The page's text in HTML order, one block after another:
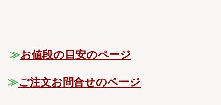
≫お値段の目安のページ
≫ご注文お問合せのページ